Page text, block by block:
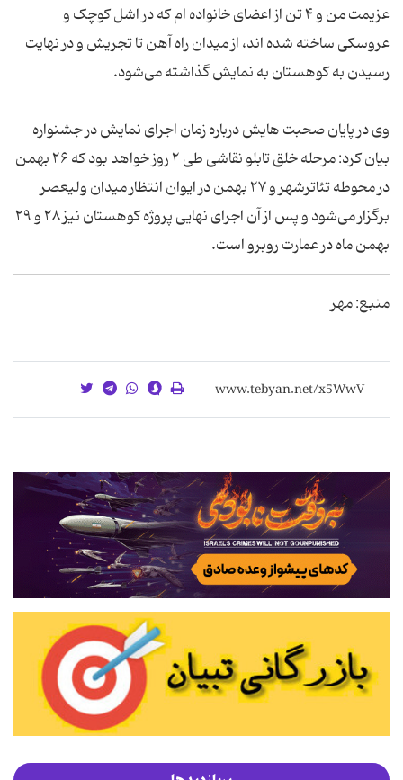
عزیمت من و ۴ تن از اعضای خانواده ام که در اشل کوچک و
عروسکی ساخته شده اند، از میدان راه آهن تا تجریش و در نهایت
رسیدن به کوهستان به نمایش گذاشته می‌شود.
وی در پایان صحبت هایش درباره زمان اجرای نمایش در جشنواره
بیان کرد: مرحله خلق تابلو نقاشی طی ۲ روز خواهد بود که ۲۶ بهمن
در محوطه تئاترشهر و ۲۷ بهمن در ایوان انتظار میدان ولیعصر
برگزار می‌شود و پس از آن اجرای نهایی پروژه کوهستان نیز ۲۸ و ۲۹
بهمن ماه در عمارت روبرو است.
منبع: مهر